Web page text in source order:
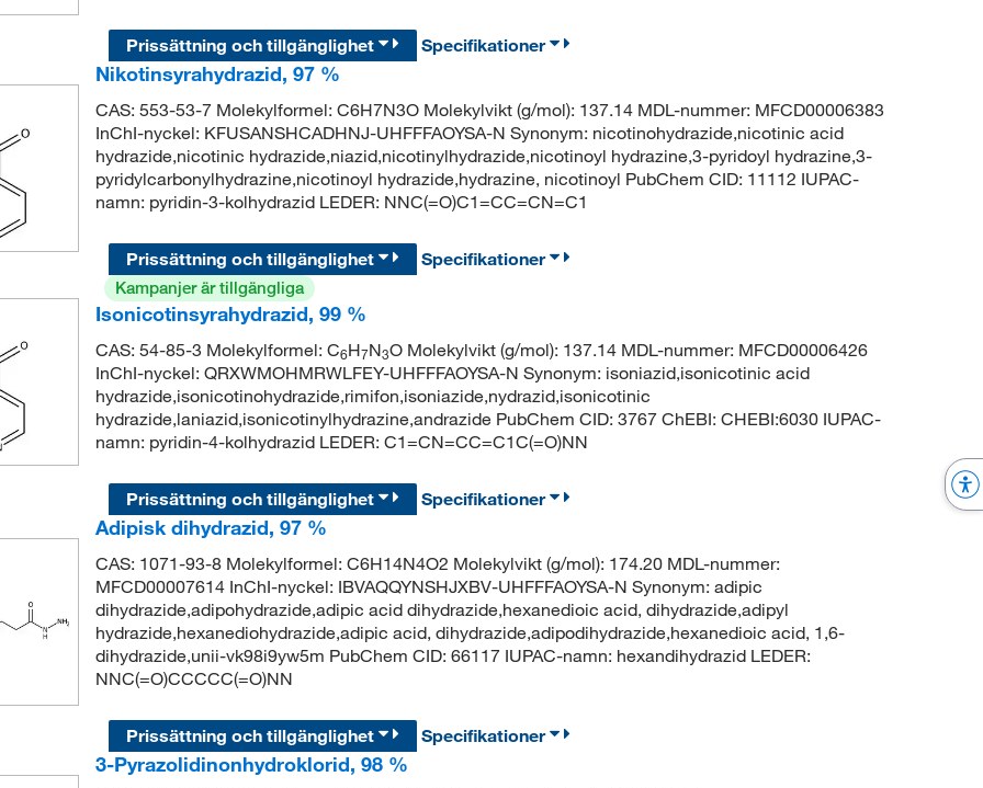
Prissättning och tillgänglighet
Specifikationer
Nikotinsyrahydrazid, 97 %
CAS: 553-53-7 Molekylformel: C6H7N3O Molekylvikt (g/mol): 137.14 MDL-nummer: MFCD00006383
InChI-nyckel: KFUSANSHCADHNJ-UHFFFAOYSA-N Synonym: nicotinohydrazide,nicotinic acid
hydrazide,nicotinic hydrazide,niazid,nicotinylhydrazide,nicotinoyl hydrazine,3-pyridoyl hydrazine,3-
pyridylcarbonylhydrazine,nicotinoyl hydrazide,hydrazine, nicotinoyl PubChem CID: 11112 IUPAC-
namn: pyridin-3-kolhydrazid LEDER: NNC(=O)C1=CC=CN=C1
Prissättning och tillgänglighet
Specifikationer
Kampanjer är tillgängliga
Isonicotinsyrahydrazid, 99 %
CAS: 54-85-3 Molekylformel: C6H7N3O Molekylvikt (g/mol): 137.14 MDL-nummer: MFCD00006426
InChI-nyckel: QRXWMOHMRWLFEY-UHFFFAOYSA-N Synonym: isoniazid,isonicotinic acid
hydrazide,isonicotinohydrazide,rimifon,isoniazide,nydrazid,isonicotinic
hydrazide,laniazid,isonicotinylhydrazine,andrazide PubChem CID: 3767 ChEBI: CHEBI:6030 IUPAC-
namn: pyridin-4-kolhydrazid LEDER: C1=CN=CC=C1C(=O)NN
Prissättning och tillgänglighet
Specifikationer
Adipisk dihydrazid, 97 %
CAS: 1071-93-8 Molekylformel: C6H14N4O2 Molekylvikt (g/mol): 174.20 MDL-nummer:
MFCD00007614 InChI-nyckel: IBVAQQYNSHJXBV-UHFFFAOYSA-N Synonym: adipic
dihydrazide,adipohydrazide,adipic acid dihydrazide,hexanedioic acid, dihydrazide,adipyl
hydrazide,hexanediohydrazide,adipic acid, dihydrazide,adipodihydrazide,hexanedioic acid, 1,6-
dihydrazide,unii-vk98i9yw5m PubChem CID: 66117 IUPAC-namn: hexandihydrazid LEDER:
NNC(=O)CCCCC(=O)NN
Prissättning och tillgänglighet
Specifikationer
3-Pyrazolidinonhydroklorid, 98 %